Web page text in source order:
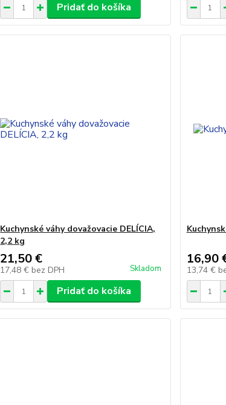
Pridať do košíka
Kuchynské váhy dovažovacie DELÍCIA,
2,2 kg
21,50 €
17,48 € bez DPH Skladom
Pridať do košíka
16,90
13,74 €